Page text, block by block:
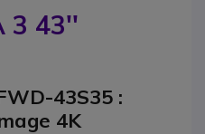
3 43''
43S35 :
4K